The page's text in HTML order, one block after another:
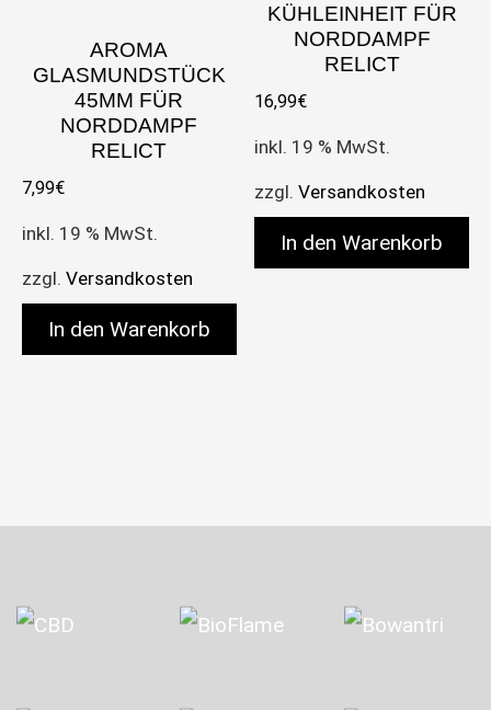
AROMA
GLASMUNDSTÜCK
45MM FÜR
NORDDAMPF
RELICT
7,99€
inkl. 19 % MwSt.
zzgl. Versandkosten
In den Warenkorb
KÜHLEINHEIT FÜR
NORDDAMPF
RELICT
16,99€
inkl. 19 % MwSt.
zzgl.Versandkosten
In den Warenkorb